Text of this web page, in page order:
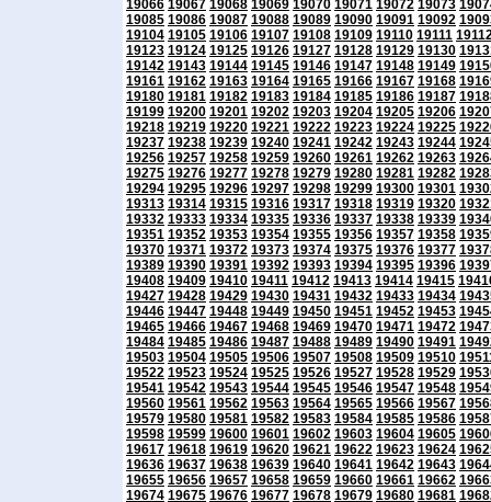
19066 19067 19068 19069 19070 19071 19072 19073
19085 19086 19087 19088 19089 19090 19091 19092
19104 19105 19106 19107 19108 19109 19110 19111
19123 19124 19125 19126 19127 19128 19129 19130
19142 19143 19144 19145 19146 19147 19148 19149
19161 19162 19163 19164 19165 19166 19167 19168
19180 19181 19182 19183 19184 19185 19186 19187
19199 19200 19201 19202 19203 19204 19205 19206
19218 19219 19220 19221 19222 19223 19224 19225
19237 19238 19239 19240 19241 19242 19243 19244
19256 19257 19258 19259 19260 19261 19262 19263
19275 19276 19277 19278 19279 19280 19281 19282
19294 19295 19296 19297 19298 19299 19300 19301
19313 19314 19315 19316 19317 19318 19319 19320
19332 19333 19334 19335 19336 19337 19338 19339
19351 19352 19353 19354 19355 19356 19357 19358
19370 19371 19372 19373 19374 19375 19376 19377
19389 19390 19391 19392 19393 19394 19395 19396
19408 19409 19410 19411 19412 19413 19414 19415
19427 19428 19429 19430 19431 19432 19433 19434
19446 19447 19448 19449 19450 19451 19452 19453
19465 19466 19467 19468 19469 19470 19471 19472
19484 19485 19486 19487 19488 19489 19490 19491
19503 19504 19505 19506 19507 19508 19509 19510
19522 19523 19524 19525 19526 19527 19528 19529
19541 19542 19543 19544 19545 19546 19547 19548
19560 19561 19562 19563 19564 19565 19566 19567
19579 19580 19581 19582 19583 19584 19585 19586
19598 19599 19600 19601 19602 19603 19604 19605
19617 19618 19619 19620 19621 19622 19623 19624
19636 19637 19638 19639 19640 19641 19642 19643
19655 19656 19657 19658 19659 19660 19661 19662
19674 19675 19676 19677 19678 19679 19680 19681